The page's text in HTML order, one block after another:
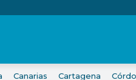
Canarias Cartagena